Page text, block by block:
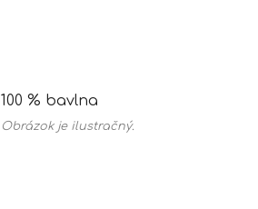
100 % bavlna
Obrázok je ilustračný.